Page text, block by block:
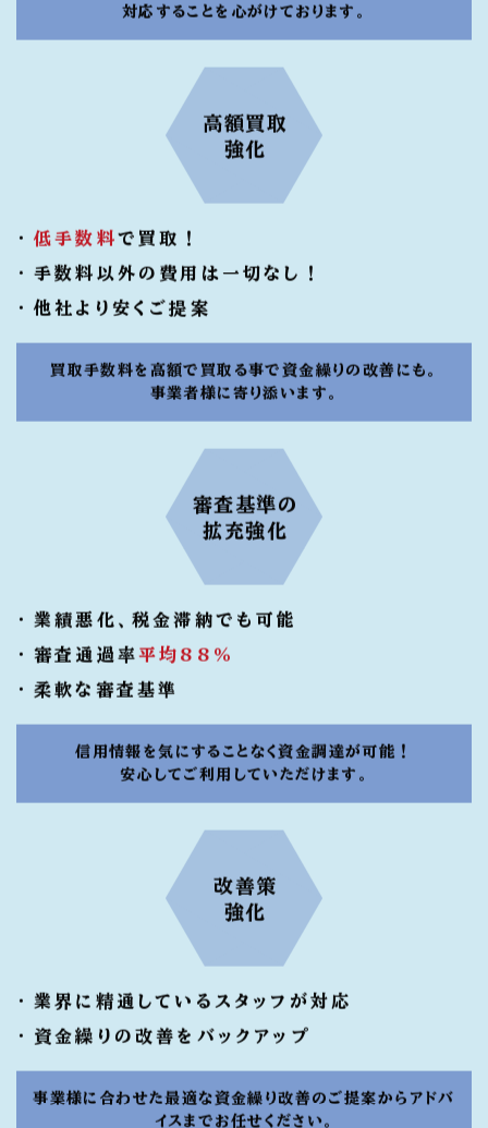
対応することを心がけております。
高額買取
強化
低手数料で買取！
手数料以外の費用は一切なし！
他社より安くご提案
買取手数料を高額で買取る事で資金繰りの改善にも。
事業者様に寄り添います。
審査基準の
拡充強化
業績悪化、税金滞納でも可能
審査通過率 平均88％
柔軟な審査基準
信用情報を気にすることなく資金調達が可能！
安心してご利用していただけます。
改善策
強化
業界に精通している スタッフが対応
資金繰りの改善をバックアップ
事業様に合わせた最適な資金繰り改善のご提案から アドバ
イスまでお任せください。